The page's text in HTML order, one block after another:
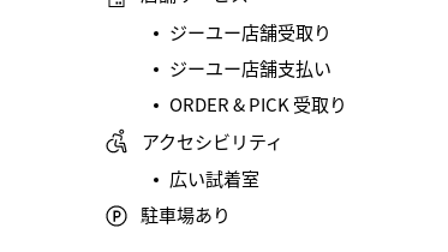
ジーユー店舗受取り
ジーユー店舗支払い
ORDER & PICK 受取り
アクセシビリティ
広い試着室
駐車場あり